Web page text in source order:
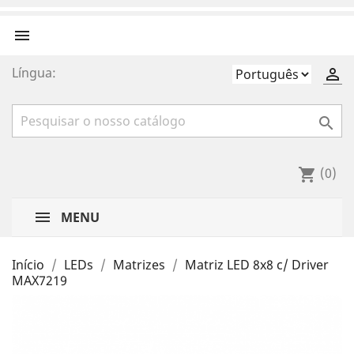


Língua:

shopping_cart (0)
MENU
Início LEDs Matrizes
Matriz LED 8x8 c/ Driver
MAX7219